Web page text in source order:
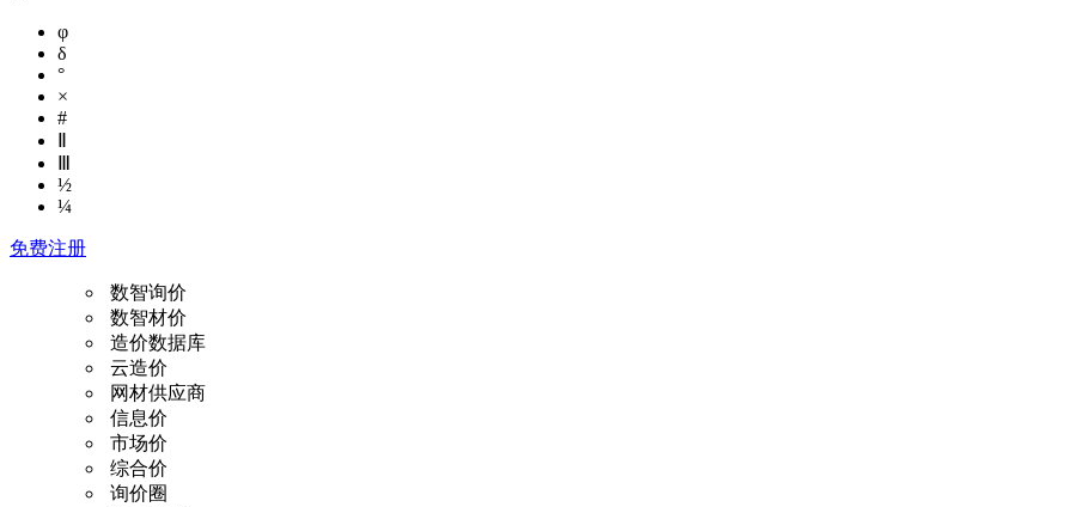
φ
δ
°
×
#
½
¼
免费注册
数智询价
数智材价
造价数据库
云造价
网材供应商
信息价
市场价
综合价
询价圈